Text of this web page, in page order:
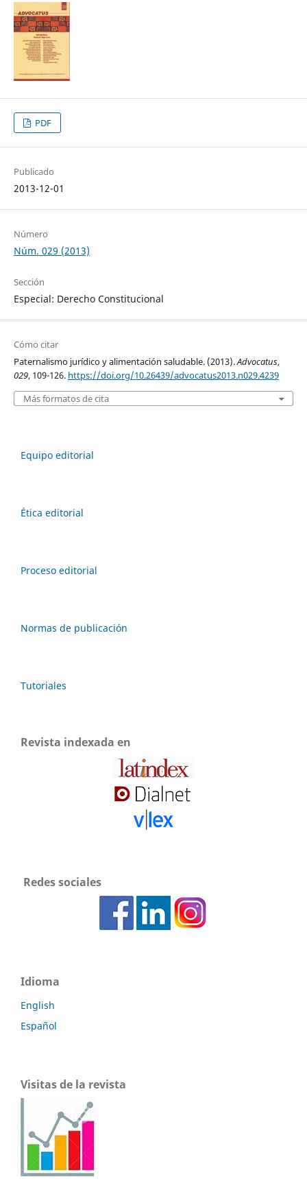
PDF
Publicado
2013-12-01
Número
Núm. 029 (2013)
Sección
Especial: Derecho Constitucional
Cómo citar
Paternalismo jurídico y alimentación saludable. (2013).Advocatus,
029, 109-126. https://doi.org/10.26439/advocatus2013.n029.4239
Más formatos de cita
Equipo editorial
Ética editorial
Proceso editorial
Normas de publicación
Tutoriales
Revista indexada en
Redes sociales
Idioma
English
Español
Visitas de la revista